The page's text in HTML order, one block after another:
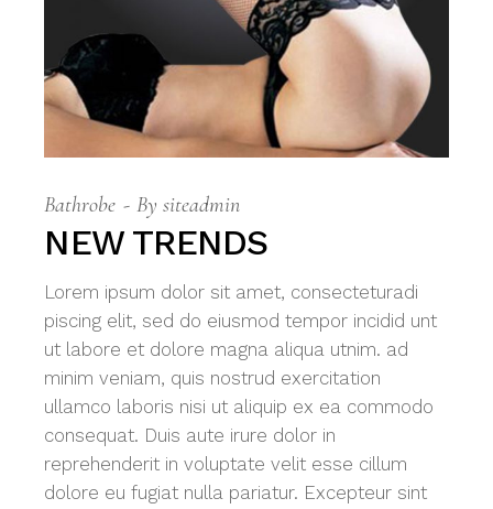
Bathrobe By siteadmin
NEW TRENDS
Lorem ipsum dolor sit amet, consecteturadi
piscing elit, sed do eiusmod tempor incidid unt
ut labore et dolore magna aliqua utnim. ad
minim veniam, quis nostrud exercitation
ullamco laboris nisi ut aliquip ex ea commodo
consequat. Duis aute irure dolor in
reprehenderit in voluptate velit esse cillum
dolore eu fugiat nulla pariatur. Excepteur sint